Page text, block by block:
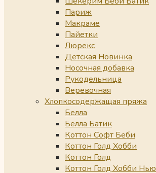
Париж
Макраме
Пайетки
Люрекс
Детская Новинка
Носочная добавка
Рукодельница
Веревочная
Хлопкосодержащая пряжа
Белла
Белла Батик
Коттон Софт Беби
Коттон Голд Хобби
Коттон Голд
Коттон Голд Хобби Нью